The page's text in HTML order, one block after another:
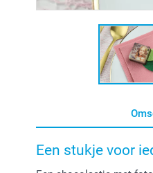
Een stukje voor